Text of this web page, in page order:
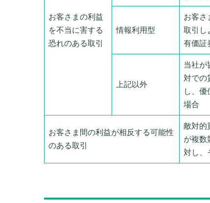
お客さまの利益
を不当に害する
恐れのある取引
情報利用型
お客さ
取引し
有価証
上記以外
当社が
対での
し、優
場合
お客さま間の利益が相反する可能性
のある取引
敵対的
が複数
対し、